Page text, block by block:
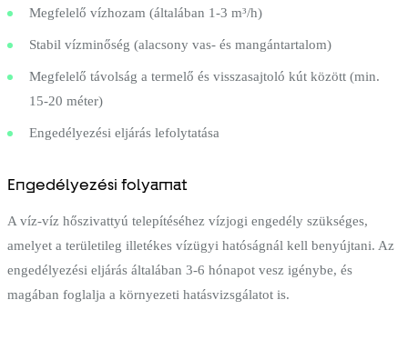
Megfelelő vízhozam (általában 1-3 m³/h)
Stabil vízminőség (alacsony vas- és mangántartalom)
Megfelelő távolság a termelő és visszasajtoló kút között (min.
15-20 méter)
Engedélyezési eljárás lefolytatása
Engedélyezési folyamat
A víz-víz hőszivattyú telepítéséhez vízjogi engedély szükséges,
amelyet a területileg illetékes vízügyi hatóságnál kell benyújtani. Az
engedélyezési eljárás általában 3-6 hónapot vesz igénybe, és
magában foglalja a környezeti hatásvizsgálatot is.